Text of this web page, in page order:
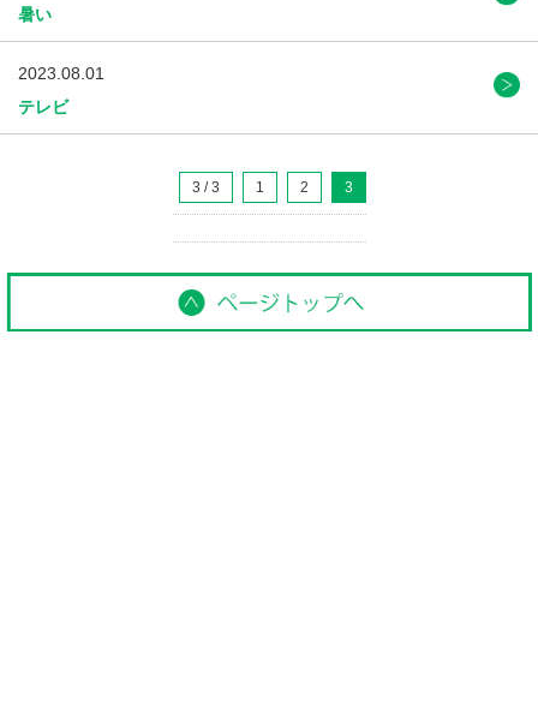
暑い
2023.08.01
テレビ
3 / 3 1 2 3